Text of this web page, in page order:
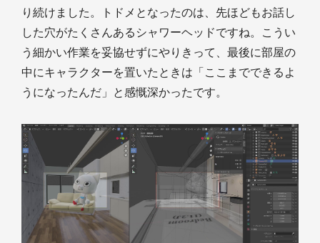
り続けました。トドメとなったのは、先ほどもお話し
した穴がたくさんあるシャワーヘッドですね。こうい
う細かい作業を妥協せずにやりきって、最後に部屋の
中にキャラクターを置いたときは「ここまでできるよ
うになったんだ」と感慨深かったです。